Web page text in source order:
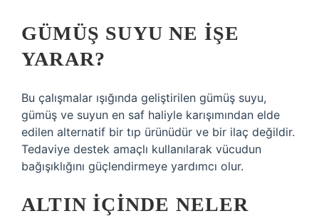
GÜMÜŞ SUYU NE IŞE
YARAR?
Bu çalışmalar ışığında geliştirilen gümüş suyu,
gümüş ve suyun en saf haliyle karışımından elde
edilen alternatif bir tıp ürünüdür ve bir ilaç değildir.
Tedaviye destek amaçlı kullanılarak vücudun
bağışıklığını güçlendirmeye yardımcı olur.
ALTIN IÇINDE NELER